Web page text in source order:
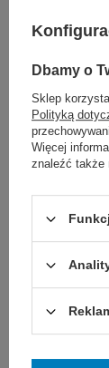
Nożyczki
tępe - proste
podczas
Wielokrotnego
ze stali
14,5 cm
Dbamy o
Sklep
Polityką
Więcej
znaleźć także